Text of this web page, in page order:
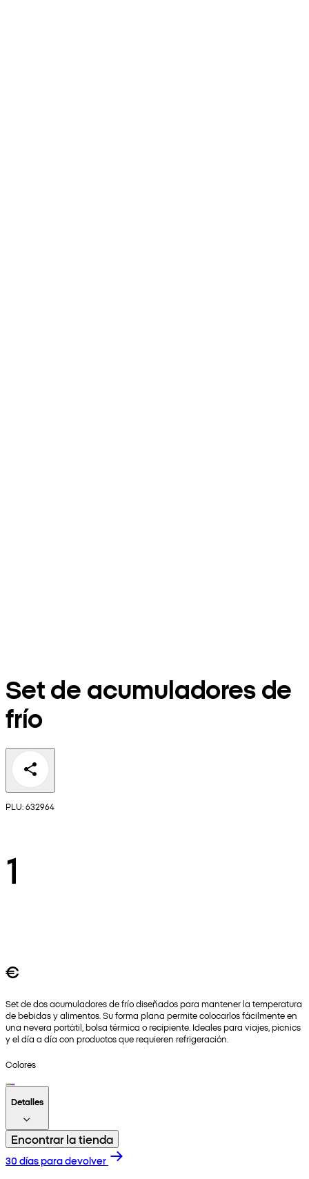
Set de acumuladores de
frío
PLU: 632964
1
€
Set de dos acumuladores de frío diseñados para mantener la temperatura
de bebidas y alimentos. Su forma plana permite colocarlos fácilmente en
una nevera portátil, bolsa térmica o recipiente. Ideales para viajes, picnics
y el día a día con productos que requieren refrigeración.
Colores
Detalles
Encontrar la tienda
30 días para devolver